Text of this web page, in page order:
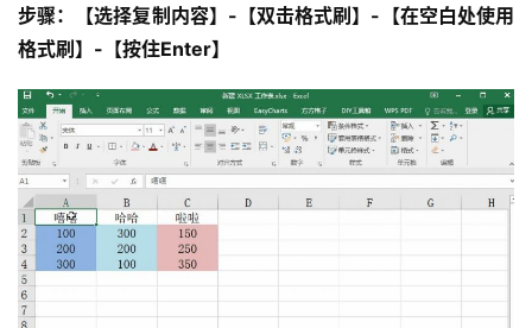
投
稿
每
步骤：【选择复制内容】-【双击格式刷】-【在空白处使用
格式刷】-【按住Enter】